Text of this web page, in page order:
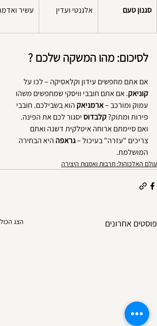
סגנון טעם אלגנטי ועדין עשיר
לסיכום: מהו המשקה שלכם ?
אם אתם מחפשים עידון וקלאסיקה – לכו על
קוניאק. אם אתם חובבי וויסקי שמחפשים משהו
עמוק ומורכב – ארמניאק הוא בשבילכם. חובבי
פירות ומתוק? קלבדוס יסגור לכם את הפינה.
ואם סיימתם ארוחה איטלקית דשנה ואתם
צריכים "עזרה" בעיכול – גראפה היא הבחירה
המושלמת.
עולם האלכוהול: תרבות ואמנות היצירה
פוסטים אחרונים הצג הכול